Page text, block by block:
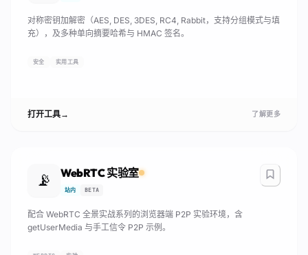
对称密钥加解密（AES, DES, 3DES, RC4, Rabbit，支持分组模式与填
充），及多种单向摘要哈希与 HMAC 签名。
安全 实用工具
打开工具→ 了解更多
📡 WebRTC 实验室
站内 BETA
配合 WebRTC 全景实战系列的浏览器端 P2P 实验环境，含
getUserMedia 与手工信令 P2P 示例。